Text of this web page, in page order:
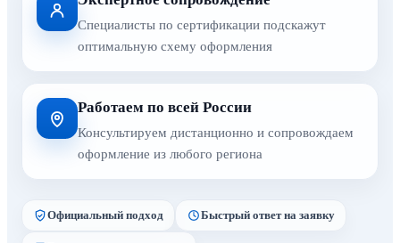
Специалисты по сертификации подскажут
оптимальную схему оформления
Работаем по всей России
Консультируем дистанционно и сопровождаем
оформление из любого региона
Официальный подход Быстрый ответ на заявку